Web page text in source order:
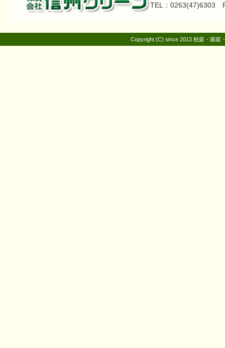
TEL：0263(47)6303
Copyright (C) since 2013 校庭・園庭